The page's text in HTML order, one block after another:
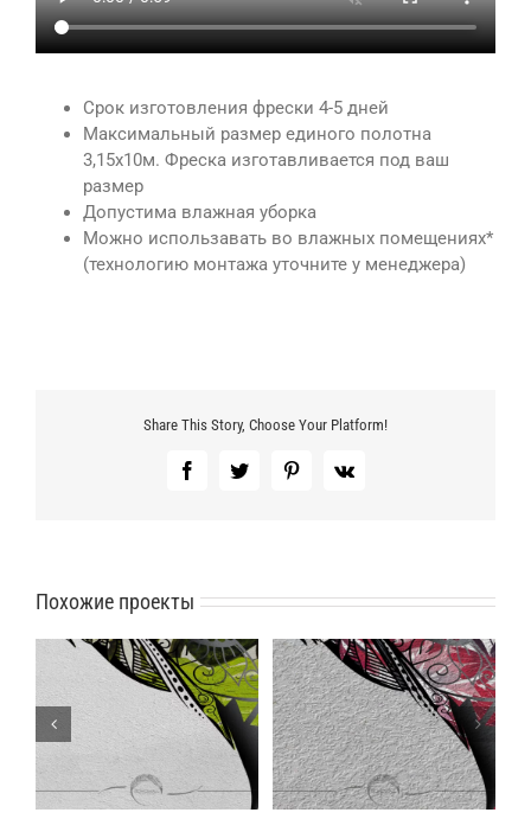
Срок изготовления фрески 4-5 дней
Максимальный размер единого полотна
3,15х10м. Фреска изготавливается под ваш
размер
Допустима влажная уборка
Можно использавать во влажных помещениях*
(технологию монтажа уточните у менеджера)
Share This Story, Choose Your Platform!
FacebookTwitterPinterest
Vk
Похожие проекты
Фактура фрески Romano